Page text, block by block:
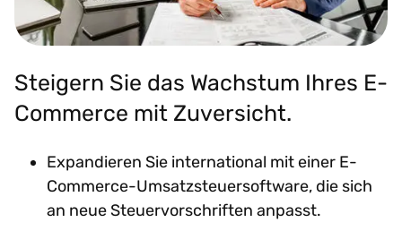
Steigern Sie das Wachstum Ihres E-
Commerce mit Zuversicht.
Expandieren Sie international mit einer E-
Commerce-Umsatzsteuersoftware, die sich
an neue Steuervorschriften anpasst.